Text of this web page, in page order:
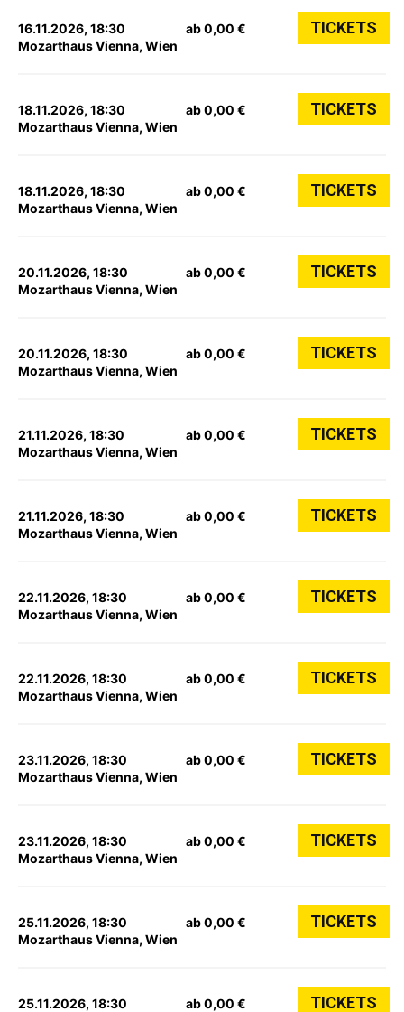
16.11.2026, 18:30
Mozarthaus Vienna, Wien
ab 0,00 € TICKETS
18.11.2026, 18:30
Mozarthaus Vienna, Wien
ab 0,00 € TICKETS
18.11.2026, 18:30
Mozarthaus Vienna, Wien
ab 0,00 € TICKETS
20.11.2026, 18:30
Mozarthaus Vienna, Wien
ab 0,00 € TICKETS
20.11.2026, 18:30
Mozarthaus Vienna, Wien
ab 0,00 € TICKETS
21.11.2026, 18:30
Mozarthaus Vienna, Wien
ab 0,00 € TICKETS
21.11.2026, 18:30
Mozarthaus Vienna, Wien
ab 0,00 € TICKETS
22.11.2026, 18:30
Mozarthaus Vienna, Wien
ab 0,00 € TICKETS
22.11.2026, 18:30
Mozarthaus Vienna, Wien
ab 0,00 € TICKETS
23.11.2026, 18:30
Mozarthaus Vienna, Wien
ab 0,00 € TICKETS
23.11.2026, 18:30
Mozarthaus Vienna, Wien
ab 0,00 € TICKETS
25.11.2026, 18:30
Mozarthaus Vienna, Wien
ab 0,00 € TICKETS
25.11.2026, 18:30 ab 0,00 € TICKETS